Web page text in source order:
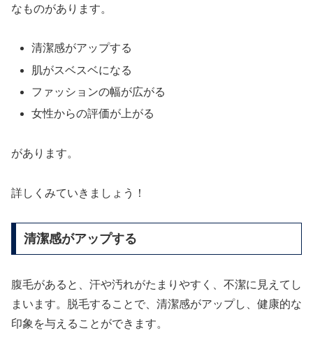
なものがあります。
清潔感がアップする
肌がスベスベになる
ファッションの幅が広がる
女性からの評価が上がる
があります。
詳しくみていきましょう！
清潔感がアップする
腹毛があると、汗や汚れがたまりやすく、不潔に見えてし
まいます。脱毛することで、清潔感がアップし、健康的な
印象を与えることができます。